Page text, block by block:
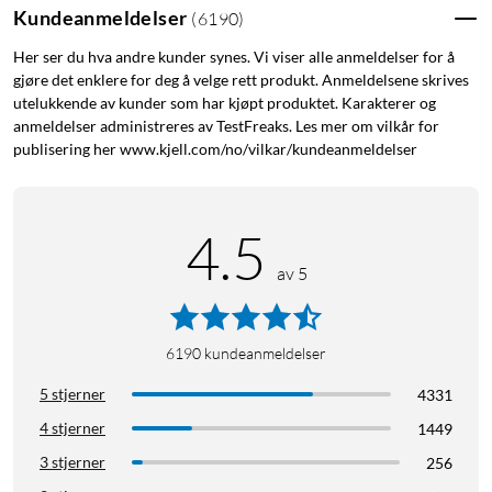
Lader også enheter som ikke har støtte for USB-
tilkoblet enhet, kan den også oppdage enheter som ikke har
støtet for USB-PD. Den senker da spenningen til 5 V for ikke å
risikere at enhet og batteri tar skade. Det går derfor utmerket
an å lade ikke-kompatible enheter med en PD-lader som
krever 5 V for å lade, eksempelvis mobiltelefoner,
Hurtiglading av iPhone
Ved å koble til iPhone med en USB-C til Lightning-kabel kan
Kundeanmeldelser (6190)
Her ser du hva andre kunder synes. Vi viser alle anmeldelser for å
gjøre det enklere for deg å velge rett produkt. Anmeldelsene skrives
utelukkende av kunder som har kjøpt produktet. Karakterer og
anmeldelser administreres av TestFreaks. Les mer om vilkår for
publisering her www.kjell.com/no/vilkar/kundeanmeldelser
4.5 av 5
6190 kundeanmeldelser
5 stjerner
4331
4 stjerner
1449
3 stjerner
256